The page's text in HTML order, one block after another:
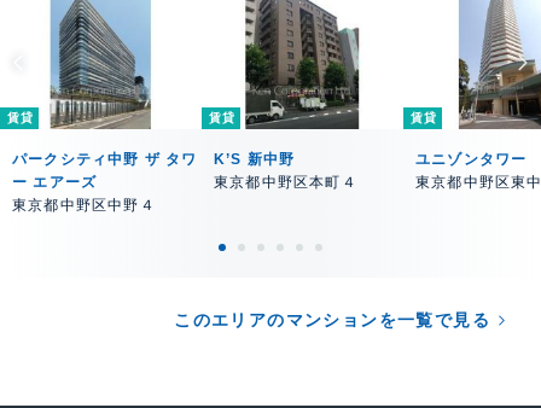
賃貸
パークシティ中野 ザ タワ
ー エアーズ
東京都中野区中野４
賃貸
K’S 新中野
東京都中野区本町４
賃貸
ユニゾンタワー
東京都中野区東
このエリアのマンションを一覧で見る